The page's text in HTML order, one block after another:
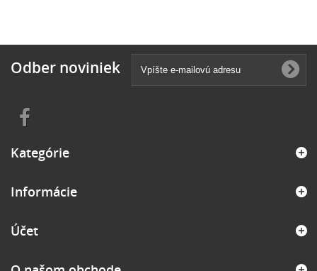
Odber noviniek
Kategórie
Informácie
Účet